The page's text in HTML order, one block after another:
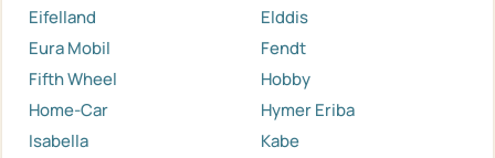
Eifelland
Elddis
Eura Mobil
Fendt
Fifth Wheel
Hobby
Home-Car
Hymer Eriba
Isabella
Kabe